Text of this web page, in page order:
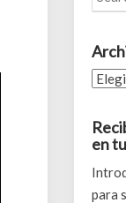
for:
en
para